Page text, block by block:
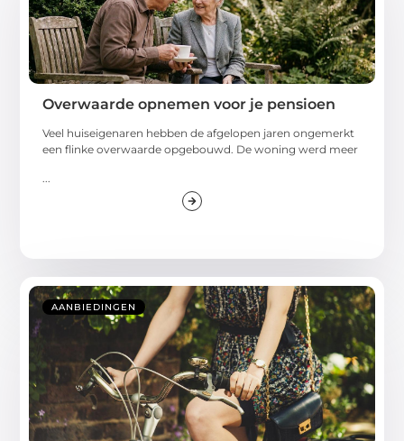
Overwaarde opnemen voor je pensioen
Veel huiseigenaren hebben de afgelopen jaren ongemerkt
een flinke overwaarde opgebouwd. De woning werd meer
...
AANBIEDINGEN